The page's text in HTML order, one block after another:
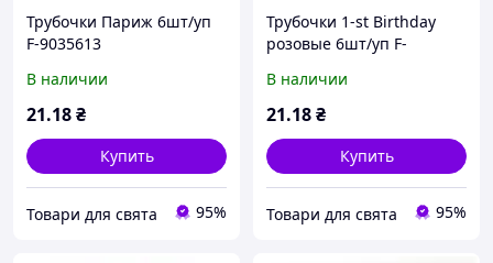
Трубочки Париж 6шт/уп
F-9035613
В наличии
21.18₴
Купить
Товари для свята 95%
Трубочки 1-st Birthday
розовые 6шт/уп F-
В наличии
21.18₴
Купить
Товари для свята 95%